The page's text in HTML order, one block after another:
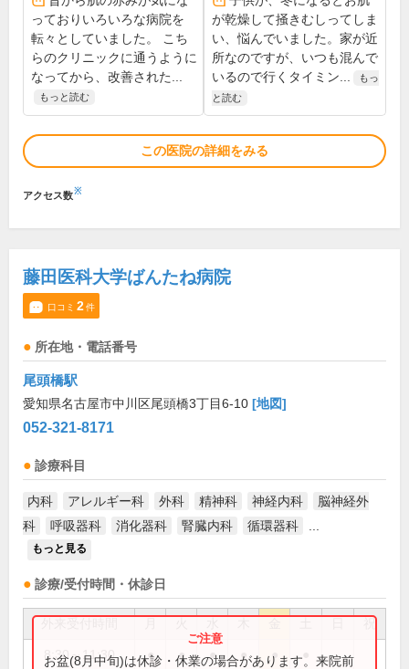
っておりいろいろな病院を
転々としていました。 こち
らのクリニックに通うように
なってから、改善された...
もっと読む
が乾燥して掻きむしってしま
い、悩んでいました。家が近
所なのですが、いつも混んで
いるので行くタイミン...
もっ
と読む
この医院の詳細をみる
アクセス数※
藤田医科大学ばんたね病院
口コミ 2件
所在地・電話番号
尾頭橋駅
愛知県名古屋市中川区尾頭橋3丁目6-10 [地図]
052-321-8171
診療科目
内科 アレルギー科 外科 精神科 神経内科
脳神経外
科
呼吸器科 消化器科 腎臓内科 循環器科
もっと見る
診療/受付時間・休診日
祝
8:30～11:30 ● ● ● ● ●
お盆(8月中旬)は休診・休業の場合があります。来院前